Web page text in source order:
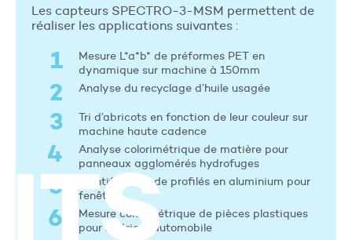
Les capteurs SPECTRO-3-MSM permettent de
réaliser les applications suivantes :
Mesure L*a*b* de préformes PET en
dynamique sur machine à 150mm
Analyse du recyclage d’huile usagée
Tri d’abricots en fonction de leur couleur sur
machine haute cadence
Analyse colorimétrique de matière pour
panneaux agglomérés hydrofuges
Identification de profilés en aluminium pour
fenêtre
Mesure colorimétrique de pièces plastiques
pour intérieur automobile